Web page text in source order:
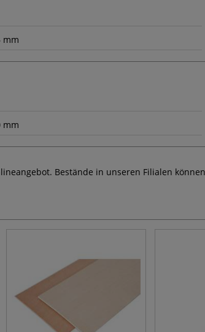
mm
mm
Bestände in unseren Filialen